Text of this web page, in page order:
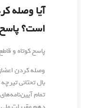
آیا وصله
است؟ پاسخ
پاسخ کوتاه و
وصله کردن
بال تحتانی
تمام